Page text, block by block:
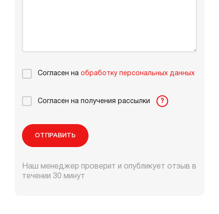
Согласен на обработку персональных данных
Согласен на получения рассылки ?
ОТПРАВИТЬ
Наш менеджер проверит и опубликует отзыв в
течении 30 минут